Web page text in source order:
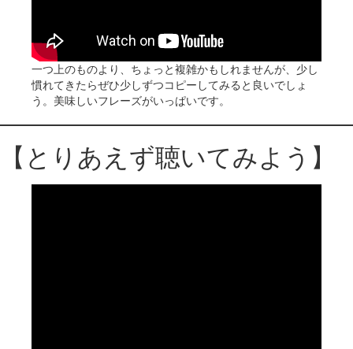
一つ上のものより、ちょっと複雑かもしれませんが、少し
慣れてきたらぜひ少しずつコピーしてみると良いでしょ
う。美味しいフレーズがいっぱいです。
【とりあえず聴いてみよう】